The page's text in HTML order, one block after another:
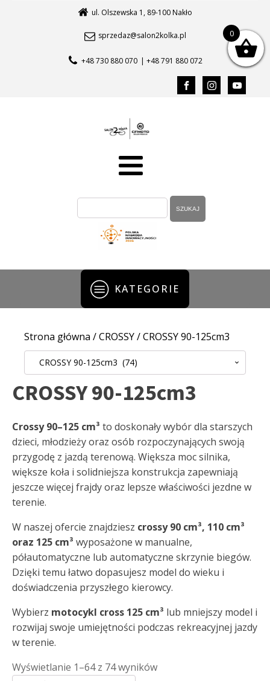
ul. Olszewska 1, 89-100 Nakło
sprzedaz@salon2kolka.pl
+48 730 880 070 | +48 791 880 072
KATEGORIE
Strona główna /CROSSY/ CROSSY 90-125cm3
CROSSY 90-125cm3 (74)
CROSSY 90-125cm3
Crossy 90–125 cm³ to doskonały wybór dla starszych
dzieci, młodzieży oraz osób rozpoczynających swoją
przygodę z jazdą terenową. Większa moc silnika,
większe koła i solidniejsza konstrukcja zapewniają
jeszcze więcej frajdy oraz lepsze właściwości jezdne w
terenie.
W naszej ofercie znajdziesz crossy 90 cm³, 110 cm³
oraz 125 cm³ wyposażone w manualne,
półautomatyczne lub automatyczne skrzynie biegów.
Dzięki temu łatwo dopasujesz model do wieku i
doświadczenia przyszłego kierowcy.
Wybierz motocykl cross 125 cm³ lub mniejszy model i
rozwijaj swoje umiejętności podczas rekreacyjnej jazdy
w terenie.
Wyświetlanie 1–64 z 74 wyników
0